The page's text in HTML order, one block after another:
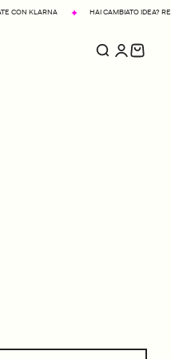
HAI CAMBIATO IDEA? RESO FACILE IN 14 GIORNI